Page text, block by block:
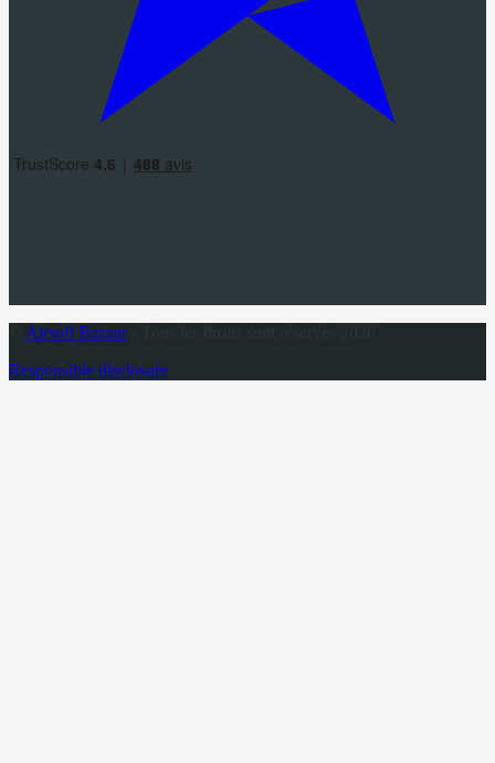
Airsoft Bazaar- Tous les droits sont réservés 2026
Responsible disclosure